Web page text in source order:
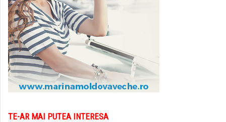
TE-AR MAI PUTEA INTERESA